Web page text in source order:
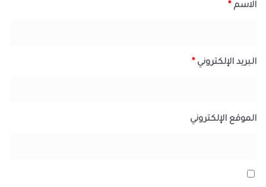
الاسم *
البريد الإلكتروني *
الموقع الإلكتروني